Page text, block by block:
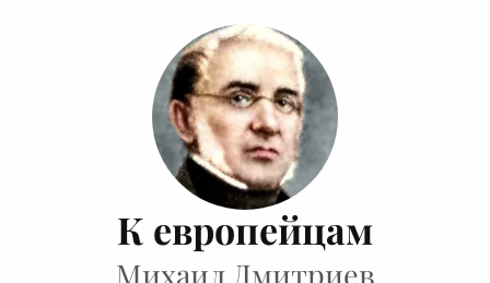
К европейцам
Михаил Дмитриев